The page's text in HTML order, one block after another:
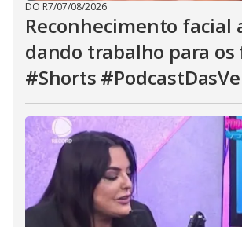
DO R7/07/08/2026
Reconhecimento facial
dando trabalho para os
#Shorts